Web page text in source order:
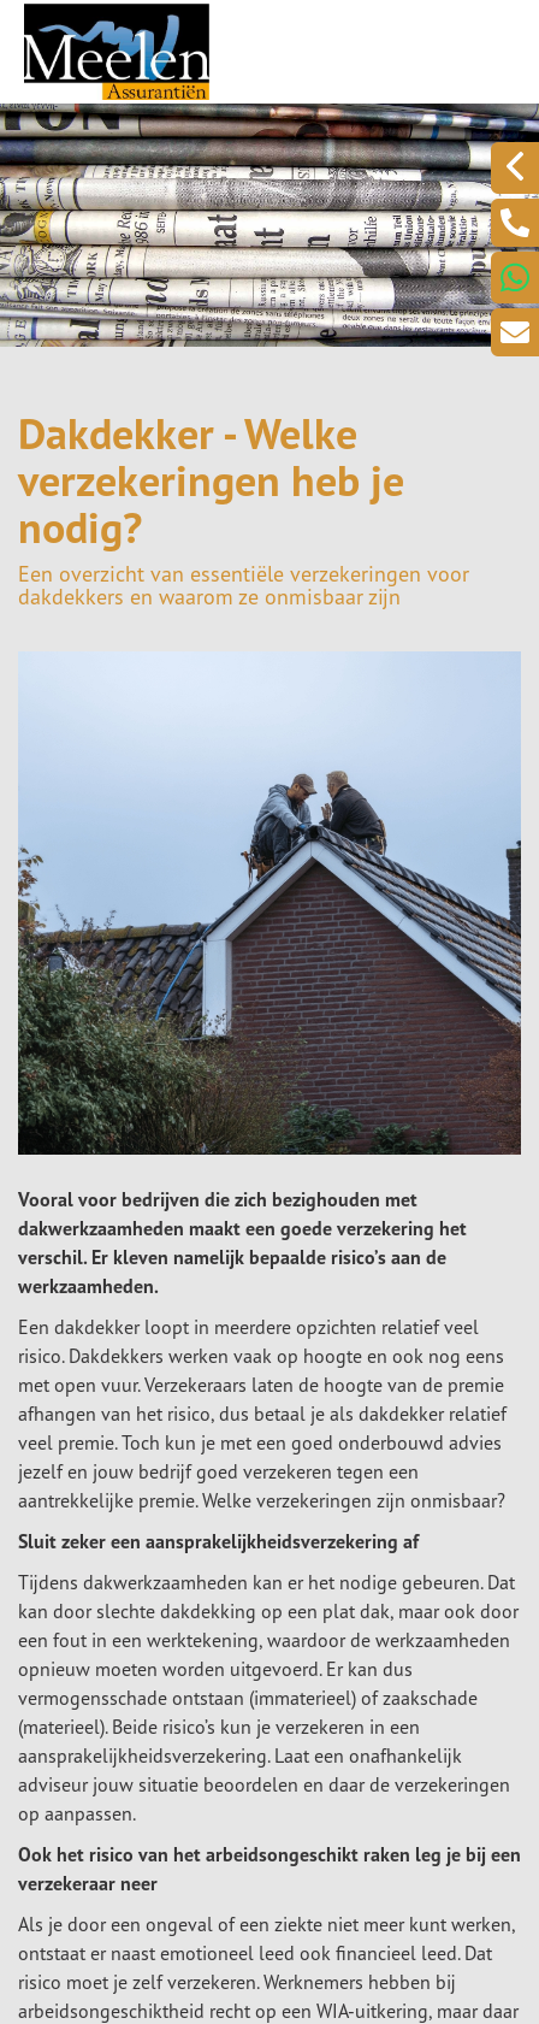
Dakdekker - Welke
verzekeringen heb je
nodig?
Een overzicht van essentiële verzekeringen voor
dakdekkers en waarom ze onmisbaar zijn
Vooral voor bedrijven die zich bezighouden met
dakwerkzaamheden maakt een goede verzekering het
verschil. Er kleven namelijk bepaalde risico’s aan de
werkzaamheden.
Een dakdekker loopt in meerdere opzichten relatief veel
risico. Dakdekkers werken vaak op hoogte en ook nog eens
met open vuur. Verzekeraars laten de hoogte van de premie
afhangen van het risico, dus betaal je als dakdekker relatief
veel premie. Toch kun je met een goed onderbouwd advies
jezelf en jouw bedrijf goed verzekeren tegen een
aantrekkelijke premie. Welke verzekeringen zijn onmisbaar?
Sluit zeker een aansprakelijkheidsverzekering af
Tijdens dakwerkzaamheden kan er het nodige gebeuren. Dat
kan door slechte dakdekking op een plat dak, maar ook door
een fout in een werktekening, waardoor de werkzaamheden
opnieuw moeten worden uitgevoerd. Er kan dus
vermogensschade ontstaan (immaterieel) of zaakschade
(materieel). Beide risico’s kun je verzekeren in een
aansprakelijkheidsverzekering. Laat een onafhankelijk
adviseur jouw situatie beoordelen en daar de verzekeringen
op aanpassen.
Ook het risico van het arbeidsongeschikt raken leg je bij een
verzekeraar neer
Als je door een ongeval of een ziekte niet meer kunt werken,
ontstaat er naast emotioneel leed ook financieel leed. Dat
risico moet je zelf verzekeren. Werknemers hebben bij
arbeidsongeschiktheid recht op een WIA-uitkering, maar daar